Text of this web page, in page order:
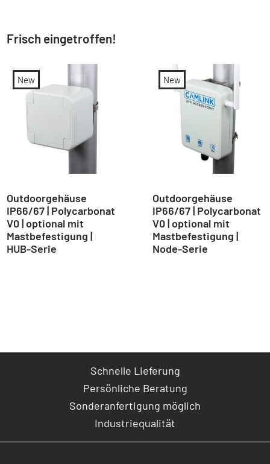
Frisch eingetroffen!
New
Outdoorgehäuse
IP66/67 | Polycarbonat
V0 | optional mit
Mastbefestigung |
HUB-Serie
New
Outdoorgehäuse
IP66/67 | Polycarbonat
V0 | optional mit
Mastbefestigung |
Node-Serie
Schnelle Lieferung
Persönliche Beratung
Sonderanfertigung möglich
Industriequalität